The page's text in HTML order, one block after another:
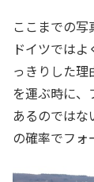
ここまでの写
ドイツではよ
っきりした
を運ぶ時に、
あるのでは
の確率でフォ